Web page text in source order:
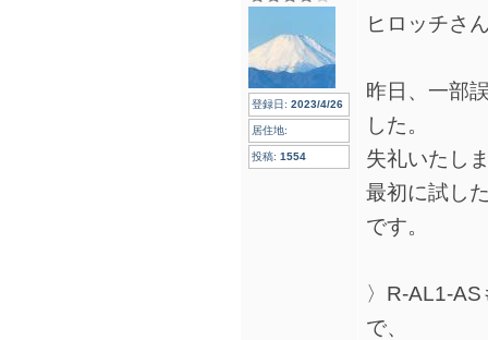
登録日: 2023/4/26
居住地:
投稿: 1554
ヒロッチさ
昨日、一部
した。
失礼いたし
最初に試し
です。
〉R-AL1-
で、